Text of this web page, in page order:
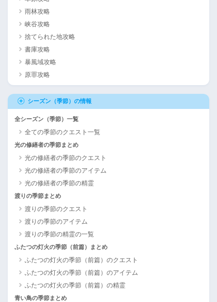
雨林攻略
峡谷攻略
捨てられた地攻略
書庫攻略
暴風域攻略
原罪攻略
シーズン（季節）の情報
全シーズン（季節）一覧
全ての季節のクエスト一覧
光の修繕者の季節まとめ
光の修繕者の季節のクエスト
光の修繕者の季節のアイテム
光の修繕者の季節の精霊
渡りの季節まとめ
渡りの季節のクエスト
渡りの季節のアイテム
渡りの季節の精霊の一覧
ふたつの灯火の季節（前篇）まとめ
ふたつの灯火の季節（前篇）のクエスト
ふたつの灯火の季節（前篇）のアイテム
ふたつの灯火の季節（前篇）の精霊
青い鳥の季節まとめ